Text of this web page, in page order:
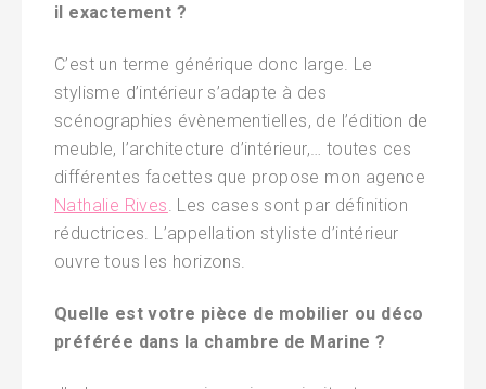
il exactement ?
C’est un terme générique donc large. Le
stylisme d’intérieur s’adapte à des
scénographies évènementielles, de l’édition de
meuble, l’architecture d’intérieur,… toutes ces
différentes facettes que propose mon agence
Nathalie Rives. Les cases sont par définition
réductrices. L’appellation styliste d’intérieur
ouvre tous les horizons.
Quelle est votre pièce de mobilier ou déco
préférée dans la chambre de Marine ?